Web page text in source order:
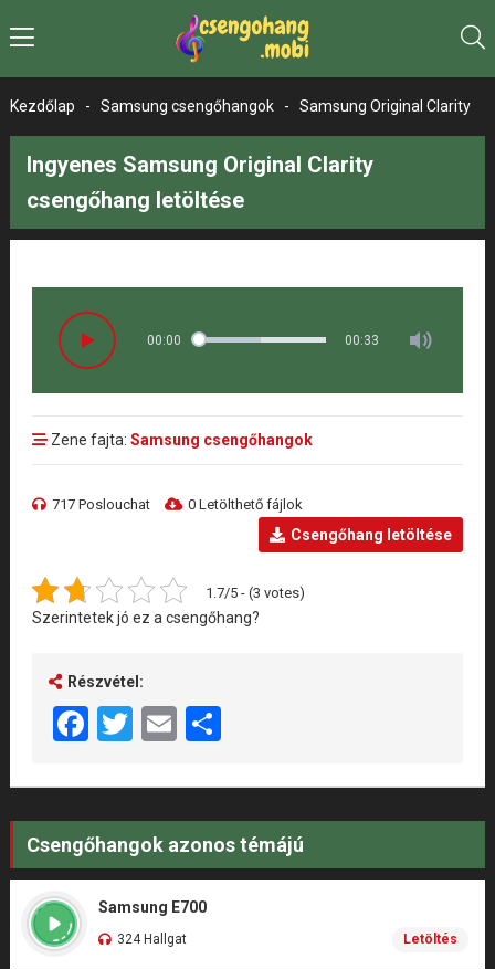
Kezdőlap - Samsung csengőhangok - Samsung Original Clarity
Ingyenes Samsung Original Clarity
csengőhang letöltése
00:00 00:33
Zene fajta: Samsung csengőhangok
717 Poslouchat 0 Letölthető fájlok
Csengőhang letöltése
1.7/5 - (3 votes)
Szerintetek jó ez a csengőhang?
Részvétel:
Facebook
Twitter
EmailShare
Csengőhangok azonos témájú
Samsung E700
324 Hallgat Letöltés